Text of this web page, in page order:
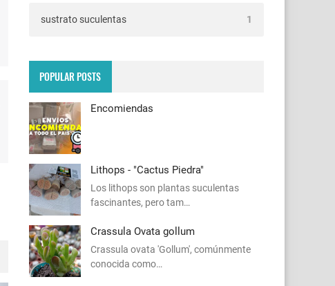
sustrato suculentas 1
POPULAR POSTS
Encomiendas
Lithops - "Cactus Piedra"
Los lithops son plantas suculentas
fascinantes, pero tam…
Crassula Ovata gollum
Crassula ovata 'Gollum', comúnmente
conocida como…